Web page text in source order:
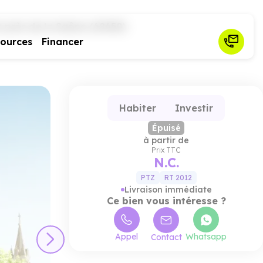
Financer
Ce
Habiter Investir
Épuisé
à partir de
Prix TTC
N.C.
PTZ RT 2012
Livraison immédiate
Ce bien vous intéresse ?
Appel Contact Whatsapp